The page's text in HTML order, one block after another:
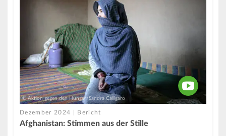
© Aktion gegen den Hunger/Sandra Calligaro
Dezember 2024 | Bericht
Afghanistan: Stimmen aus der Stille